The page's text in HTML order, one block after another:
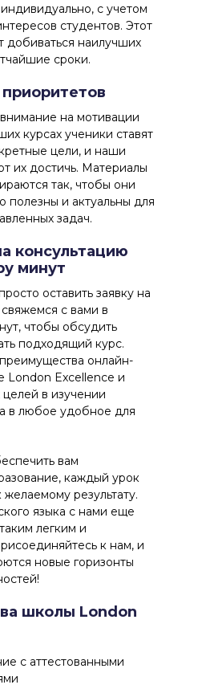
с учетом
студентов. Этот
добиваться наилучших
сроки.
на мотивации
курсах ученики ставят
цели, и наши
их достичь. Материалы
так, чтобы они
полезны и актуальны для
задач.
консультацию
минут
оставить заявку на
с вами в
чтобы обсудить
подходящий курс.
онлайн-
London Excellence и
целей в изучении
в любое удобное для
вам
каждый урок
результату.
языка с нами еще
легким и
к нам, и
новые горизонты
школы London
с аттестованными